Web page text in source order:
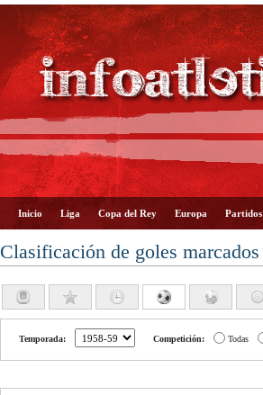
Inicio Liga Copa del Rey Europa Partidos
Clasificación de goles marcados
Temporada: Competición: Todas